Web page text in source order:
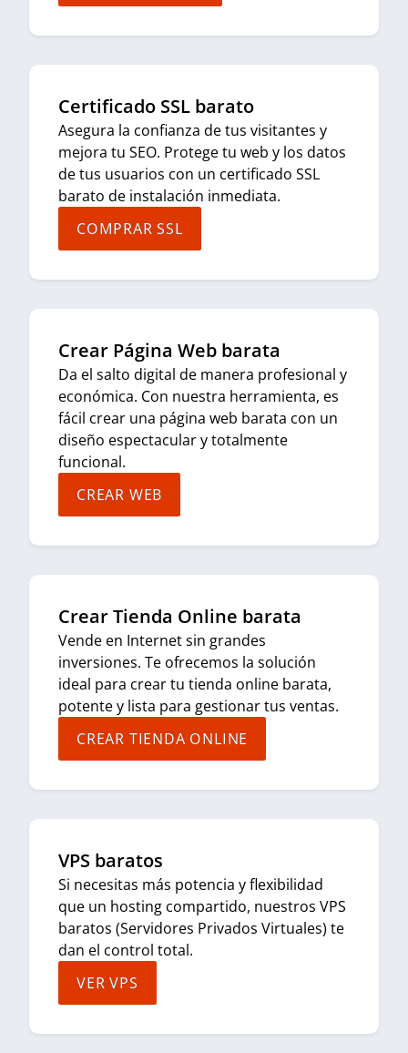
Certificado SSL barato
Asegura la confianza de tus visitantes y
mejora tu SEO. Protege tu web y los datos
de tus usuarios con un certificado SSL
barato de instalación inmediata.
COMPRAR SSL
Crear Página Web barata
Da el salto digital de manera profesional y
económica. Con nuestra herramienta, es
fácil crear una página web barata con un
diseño espectacular y totalmente
funcional.
CREAR WEB
Crear Tienda Online barata
Vende en Internet sin grandes
inversiones. Te ofrecemos la solución
ideal para crear tu tienda online barata,
potente y lista para gestionar tus ventas.
CREAR TIENDA ONLINE
VPS baratos
Si necesitas más potencia y flexibilidad
que un hosting compartido, nuestros VPS
baratos (Servidores Privados Virtuales) te
dan el control total.
VER VPS